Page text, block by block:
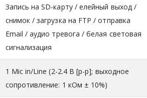
Запись на SD-карту / елейный выход /
снимок / загрузка на FTP / отправка
Email / аудио тревога / белая световая
сигнализация
1 Mic in/Line (2-2.4 В [p-p]; выходное
сопротивление: 1 кОм ± 10%)